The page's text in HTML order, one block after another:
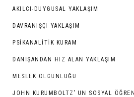
AKILCI-DUYGUSAL YAKLAŞIM
DAVRANIŞÇI YAKLAŞIM
PSIKANALITIK KURAM
DANIŞANDAN HIZ ALAN YAKLAŞIM
MESLEK OLGUNLUĞU
JOHN KURUMBOLTZ’ UN SOSYAL